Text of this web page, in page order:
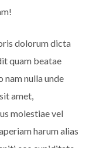
dolorum dicta
quam beatae
nulla unde
amet,
molestiae vel
harum alias